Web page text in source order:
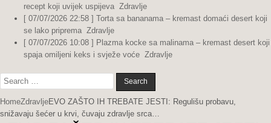
recept koji uvijek uspijeva Zdravlje
[ 07/07/2026 22:58 ] Torta sa bananama – kremast domaći desert koji
se lako priprema Zdravlje
[ 07/07/2026 10:08 ] Plazma kocke sa malinama – kremast desert koji
spaja omiljeni keks i svježe voće Zdravlje
Search
for:
HomeZdravljeEVO ZAŠTO IH TREBATE JESTI: Regulišu probavu,
snižavaju šećer u krvi, čuvaju zdravlje srca…